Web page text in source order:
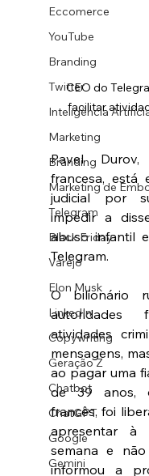
Eccomerce
YouTube
Branding
Twitter
Inteligência
Marketing
Branding
Marketing de
Telegram
Black Friday
Varejo
Elon Musk
LinkedIn
Copywriting
Geração Z
Chatbot
ChatGPT
Google
Gemini
CEO do
facilitar
Pavel
francesa, está
judicial por
impedir a
abuso infantil
Telegram.
O bilionário
autoridades
atividades
mensagens,
ao pagar uma
de 39 anos,
francês, foi
apresentar à
semana e
informou a